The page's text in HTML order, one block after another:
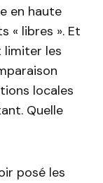
en haute
« libres ». Et
limiter les
locales
Quelle
posé les